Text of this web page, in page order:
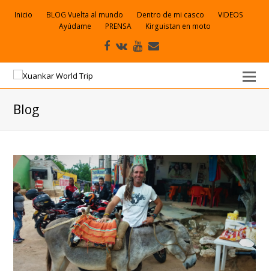
Inicio BLOG Vuelta al mundo Dentro de mi casco
VIDEOS
Ayúdame
PRENSA Kirguistan en moto
Facebook
VK Youtube
electrónico
Blog